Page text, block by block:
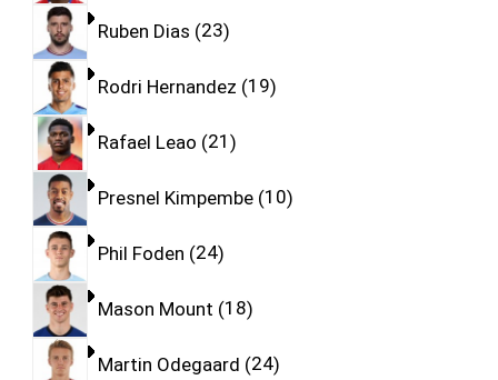
Ruben Dias 23
Rodri Hernandez 19
Rafael Leao 21
Presnel Kimpembe 10
Phil Foden 24
Mason Mount 18
Martin Odegaard 24